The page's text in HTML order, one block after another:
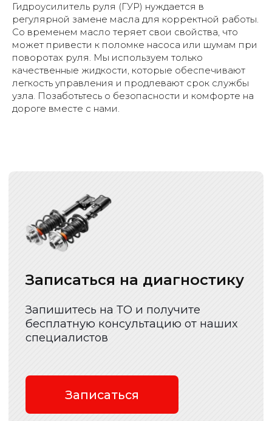
Гидроусилитель руля (ГУР) нуждается в
регулярной замене масла для корректной работы.
Со временем масло теряет свои свойства, что
может привести к поломке насоса или шумам при
поворотах руля. Мы используем только
качественные жидкости, которые обеспечивают
легкость управления и продлевают срок службы
узла. Позаботьтесь о безопасности и комфорте на
дороге вместе с нами.
Все услуги